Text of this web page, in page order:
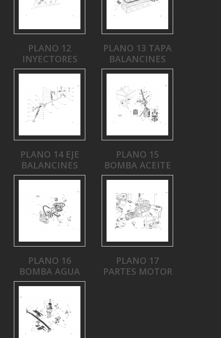
PLANO 12
INYECTORES
PLANO 13 TAPA
BALANCINES
PLANO 14 EJE
BALANCINES
PLANO 15
BOMBA ACEITE
PLANO 16
BOMBA AGUA
PLANO 17
PARTES MOTOR